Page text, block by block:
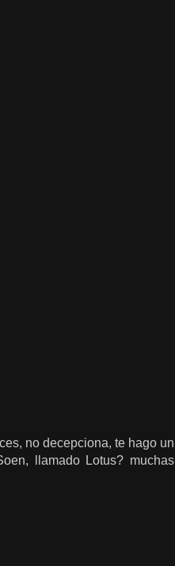
no decepciona, te hago un
llamado Lotus? muchas